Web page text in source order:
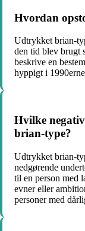
Hvordan
Udtrykket brian-
den tid blev brugt
beskrive en
hyppigt i
Hvilke
brian-type?
Udtrykket brian-
nedgørende
til en person med
evner eller
personer med